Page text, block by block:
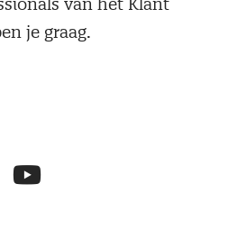
je graag.
YouTube